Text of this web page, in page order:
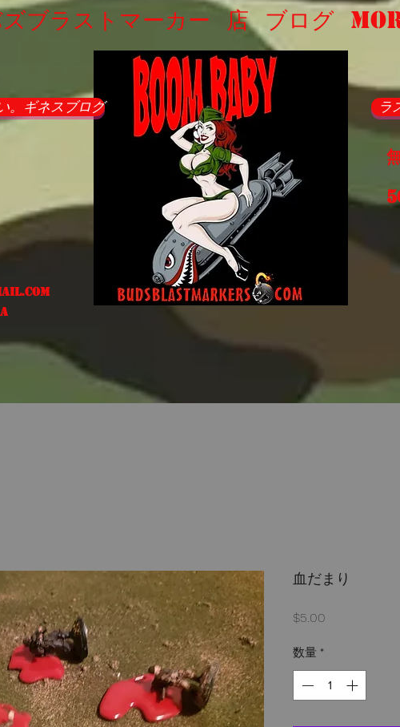
ブラストマーカー 店 ブログ
。ギネスブログ ラ
血だまり
$5.00
数量 *